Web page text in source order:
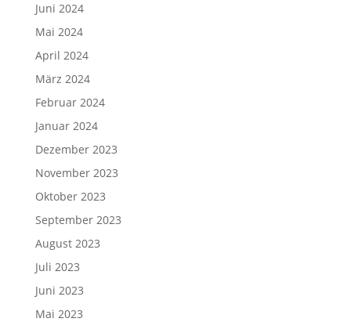
Juni 2024
Mai 2024
April 2024
März 2024
Februar 2024
Januar 2024
Dezember 2023
November 2023
Oktober 2023
September 2023
August 2023
Juli 2023
Juni 2023
Mai 2023